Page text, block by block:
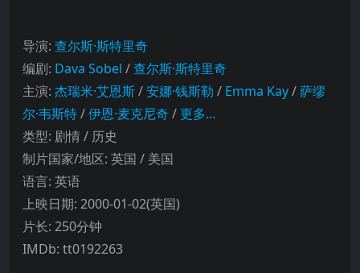
导演: 查尔斯·斯特里奇
编剧: Dava Sobel /查尔斯·斯特里奇
主演: 杰瑞米·艾恩斯/安娜·钱斯勒 / Emma Kay/萨缪
尔·韦斯特/伊恩·麦克尼奇/更多…
类型: 剧情 / 历史
制片国家/地区: 英国 / 美国
语言: 英语
上映日期: 2000-01-02(英国)
片长: 250分钟
IMDb: tt0192263